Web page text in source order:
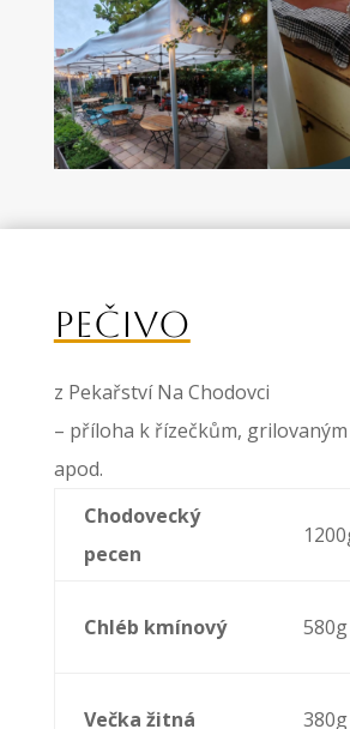
PEČIVO
z Pekařství Na Chodovci
– příloha k řízečkům,
apod.
Chodovecký
pecen
Chléb kmínový 580g
Večka žitná 380g